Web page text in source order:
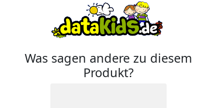
Was sagen andere zu diesem
Produkt?